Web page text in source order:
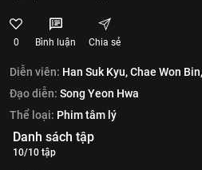
0 Bình luận Chia sẻ
Diễn viên: Han Suk Kyu,Chae Won Bin,
Đạo diễn: Song Yeon Hwa
Thể loại: Phim tâm lý
Danh sách tập
10/10 tập